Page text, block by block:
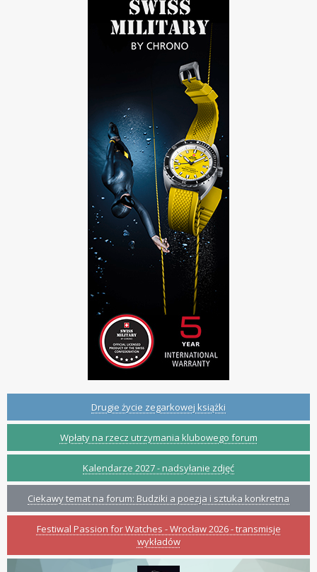
Drugie życie zegarkowej książki
Wpłaty na rzecz utrzymania klubowego forum
Kalendarze 2027 - nadsyłanie zdjęć
Ciekawy temat na forum: Budziki a poezja i sztuka konkretna
Festiwal Passion for Watches - Wrocław 2026 - transmisje
wykładów